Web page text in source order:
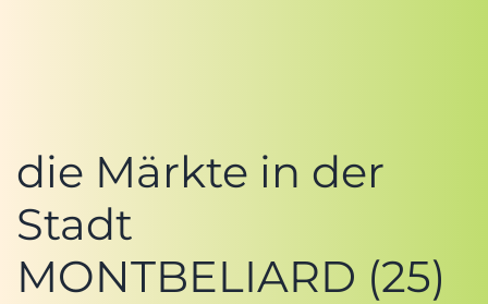
die Märkte in der
Stadt
MONTBELIARD (25)